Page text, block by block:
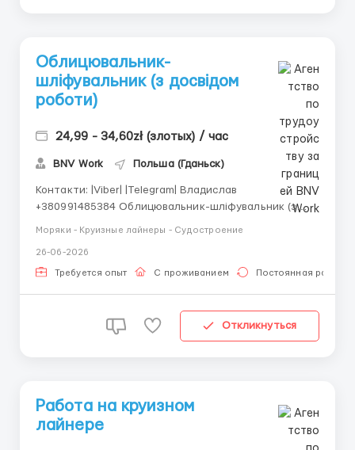
Облицювальник-
шліфувальник (з досвідом
роботи)
24,99 - 34,60zł (злотых) / час
BNV Work Польша (Гданьск)
Контакти: |Viber| |Telegram| Владислав
+380991485384 Облицювальник-шліфувальник (з
студенти до 26 років - 27.94 нетто <30 000 зл/рік -
24.99 нетто >30 00...
Моряки - Круизные лайнеры - Судостроение
26-06-2026
Требуется опыт С проживанием Постоянная работа
Откликнуться
Работа на круизном
лайнере